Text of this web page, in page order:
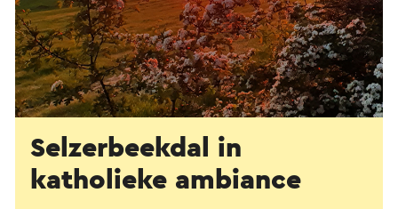
Selzerbeekdal in
katholieke ambiance